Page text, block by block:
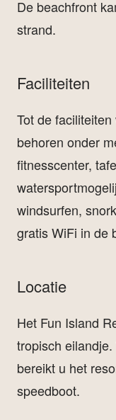
De beachfront
strand.
Faciliteiten
Tot de
behoren onder
fitnesscenter,
windsurfen,
gratis WiFi in de
Locatie
Het Fun Island
tropisch
bereikt u het
speedboot.